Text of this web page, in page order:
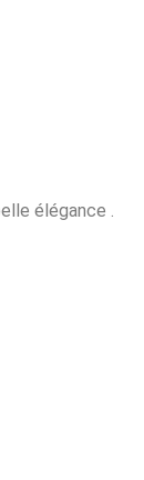
élégance .